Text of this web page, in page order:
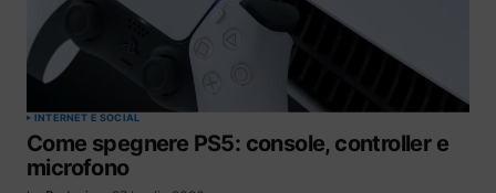
INTERNET E SOCIAL
Come spegnere PS5: console, controller e
microfono